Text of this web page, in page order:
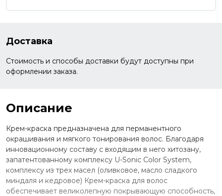
Доставка
Стоимость и способы доставки будут доступны при
оформлении заказа.
Описание
Крем-краска предназначена для перманентного
окрашивания и мягкого тонирования волос. Благодаря
инновационному составу с входящим в него хитозану,
запатентованному комплексу U-Sonic Color System,
комплексу из трех масел (оливковое, масло сладкого
миндаля и кедровое) Крем-краска для волос
обеспечивает великолепную покрывающую способность,